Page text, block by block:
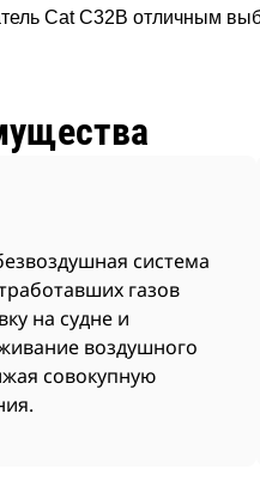
Cat C32B отличным
система
газов
на судне и
воздушного
совокупную